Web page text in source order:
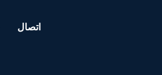
اتصال